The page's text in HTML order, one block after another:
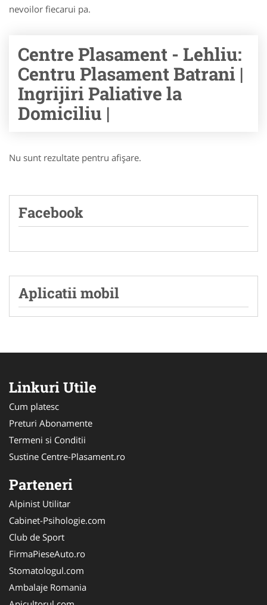
nevoilor fiecarui pa.
Centre Plasament - Lehliu:
Centru Plasament Batrani |
Ingrijiri Paliative la
Domiciliu |
Nu sunt rezultate pentru afişare.
Facebook
Aplicatii mobil
Linkuri Utile
Cum platesc
Preturi Abonamente
Termeni si Conditii
Sustine Centre-Plasament.ro
Parteneri
Alpinist Utilitar
Cabinet-Psihologie.com
Club de Sport
FirmaPieseAuto.ro
Stomatologul.com
Ambalaje Romania